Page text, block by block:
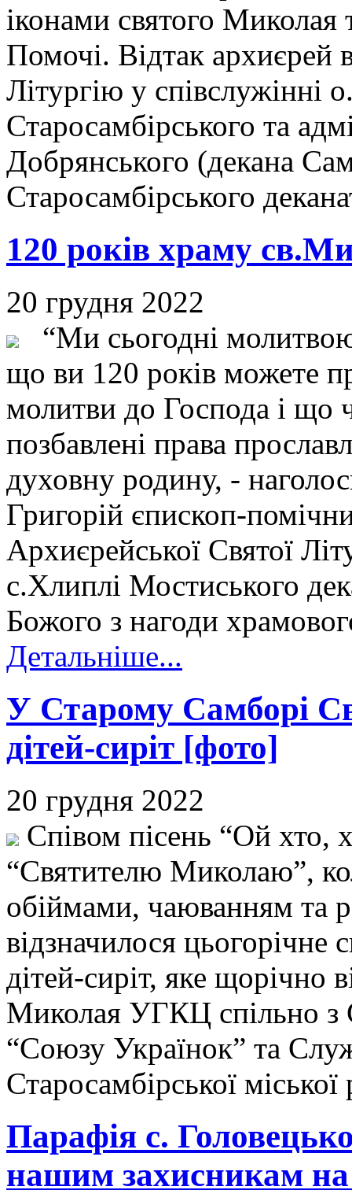
іконами святого Миколая
Помочі. Відтак архиєрей
Літургію у
Старосамбірського та
Добрянського (декана
Старосамбірського
120 років храму
20 грудня 2022
“Ми сьогодні
що ви 120 років можете
молитви до Господа і що
позбавлені права
духовну родину, -
Григорій єпископ-
Архиєрейської Святої
с.Хлиплі Мостиського
Божого з нагоди
Детальніше...
У Старому Самборі
дітей-сиріт [фото]
20 грудня 2022
Співом пісень “Ой хто,
“Святителю Миколаю”,
обіймами, чаюванням та
відзначилося
дітей-сиріт, яке щорічно
Миколая УГКЦ спільно з
“Союзу Українок” та
Старосамбірської
Парафія с.
нашим захисникам